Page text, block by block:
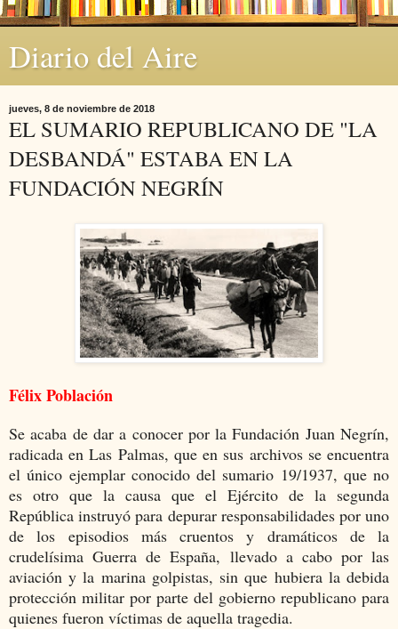
Diario del Aire
jueves, 8 de noviembre de 2018
EL SUMARIO REPUBLICANO DE "LA
DESBANDÁ" ESTABA EN LA
FUNDACIÓN NEGRÍN
Félix Población
Se acaba de dar a conocer por la Fundación Juan Negrín,
radicada en Las Palmas, que en sus archivos se encuentra
el único ejemplar conocido del sumario 19/1937, que no
es otro que la causa que el Ejército de la segunda
República instruyó para depurar responsabilidades por uno
de los episodios más cruentos y dramáticos de la
crudelísima Guerra de España, llevado a cabo por las
aviación y la marina golpistas, sin que hubiera la debida
protección militar por parte del gobierno republicano para
quienes fueron víctimas de aquella tragedia.